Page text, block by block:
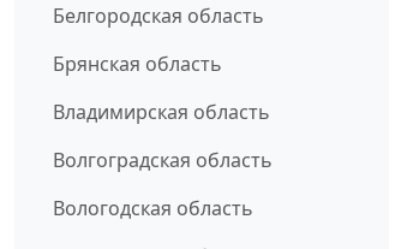
Белгородская область
Брянская область
Владимирская область
Волгоградская область
Вологодская область